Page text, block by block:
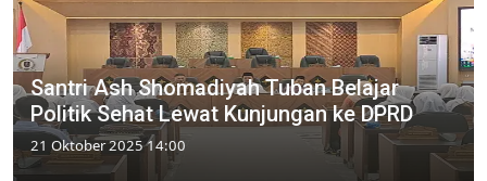
Santri Ash Shomadiyah Tuban Belajar
Politik Sehat Lewat Kunjungan ke DPRD
21 Oktober 2025 14:00